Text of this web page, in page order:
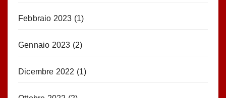
Febbraio 2023 (1)
Gennaio 2023 (2)
Dicembre 2022 (1)